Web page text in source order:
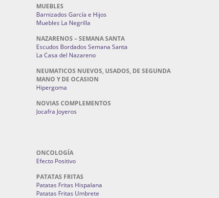
MUEBLES
Barnizados García e Hijos
Muebles La Negrilla
NAZARENOS – SEMANA SANTA
Escudos Bordados Semana Santa
La Casa del Nazareno
NEUMATICOS NUEVOS, USADOS, DE SEGUNDA
MANO Y DE OCASION
Hipergoma
NOVIAS COMPLEMENTOS
Jocafra Joyeros
ONCOLOGÍA
Efecto Positivo
PATATAS FRITAS
Patatas Fritas Hispalana
Patatas Fritas Umbrete